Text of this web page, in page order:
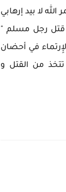
لا بيد إرهابي
قتل رجل مسلم "
في أحضان
من القتل و